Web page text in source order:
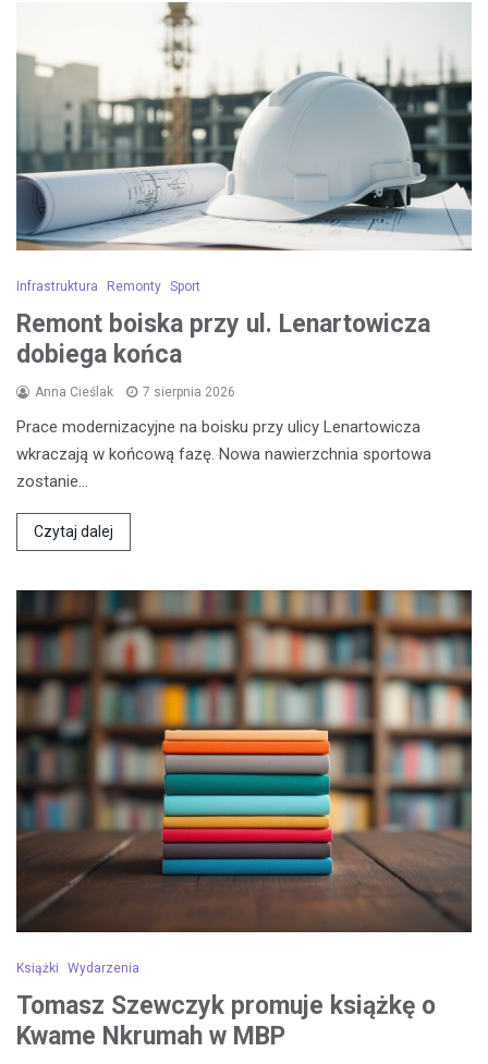
Infrastruktura Remonty Sport
Remont boiska przy ul. Lenartowicza
dobiega końca
Anna Cieślak 7 sierpnia 2026
Prace modernizacyjne na boisku przy ulicy Lenartowicza
wkraczają w końcową fazę. Nowa nawierzchnia sportowa
zostanie…
Czytaj dalej
Książki Wydarzenia
Tomasz Szewczyk promuje książkę o
Kwame Nkrumah w MBP